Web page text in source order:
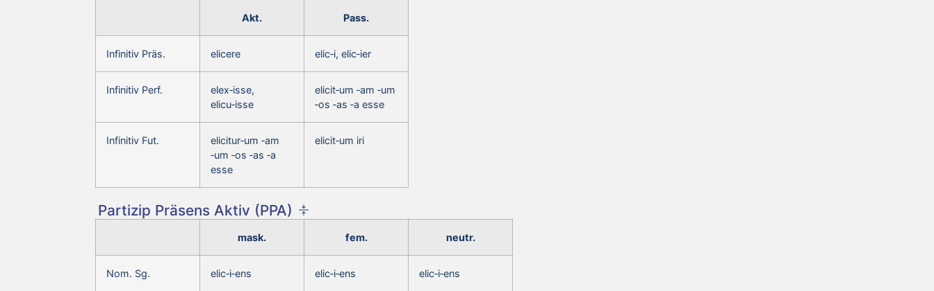
Akt. Pass.
Infinitiv Präs. elicere elic‑i, elic‑ier
Infinitiv Perf.
elex‑isse,
elicu‑isse
elicit‑um ‑am ‑um
‑os ‑as ‑a esse
Infinitiv Fut.
elicitur‑um ‑am
‑um ‑os ‑as ‑a
esse
elicit‑um iri
Partizip Präsens Aktiv (PPA)
mask. fem. neutr.
Nom. Sg. elic‑i‑ens elic‑i‑ens elic‑i‑ens